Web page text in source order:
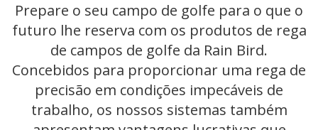
Prepare o seu campo de golfe para o que o
futuro lhe reserva com os produtos de rega
de campos de golfe da Rain Bird.
Concebidos para proporcionar uma rega de
precisão em condições impecáveis de
trabalho, os nossos sistemas também